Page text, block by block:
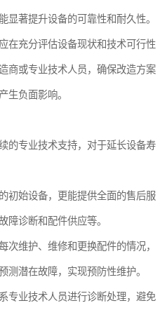
显著提升设备的可靠性和耐久性。
在充分评估设备现状和技术可行性
商或专业技术人员，确保改造方案
生负面影响。
的专业技术支持，对于延长设备寿
初始设备，更能提供全面的售后服
障诊断和配件供应等。
次维护、维修和更换配件的情况，
测潜在故障，实现预防性维护。
专业技术人员进行诊断处理，避免